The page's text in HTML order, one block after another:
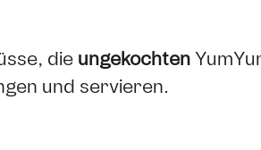
die ungekochten
und servieren.